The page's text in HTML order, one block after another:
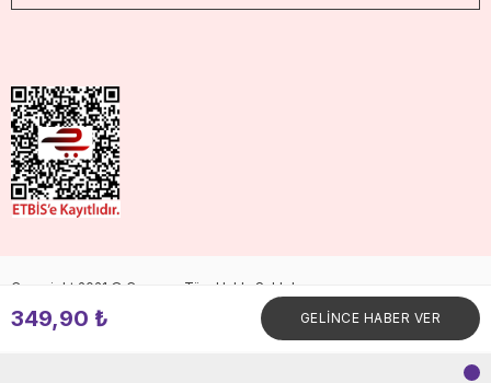
349,90 ₺ GELİNCE HABER VER
Copyright 2021 © Cossop. Tüm Hakkı Saklıdır.